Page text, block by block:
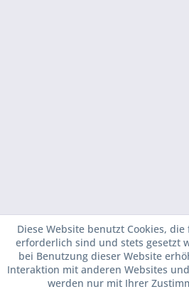
Diese Website benutzt Cookies,
erforderlich sind und stets gesetzt
bei Benutzung dieser Website
Interaktion mit anderen Websites
werden nur mit Ihrer